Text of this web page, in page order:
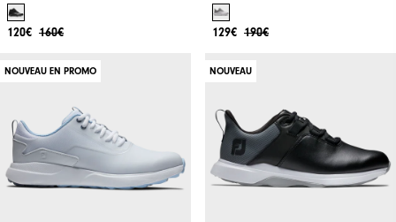
160€
120€ 190€
129€
NOUVEAU EN PROMO NOUVEAU